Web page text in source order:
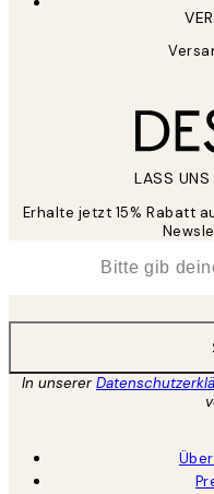
LASS UNS
Erhalte jetzt 15% Rabatt
In unserer